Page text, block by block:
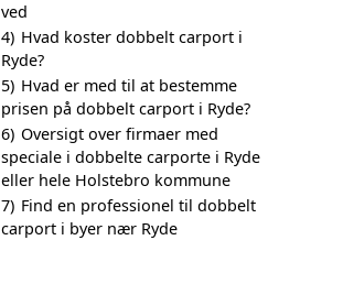
ved
4) Hvad koster dobbelt carport i
Ryde?
5) Hvad er med til at bestemme
prisen på dobbelt carport i Ryde?
6) Oversigt over firmaer med
speciale i dobbelte carporte i Ryde
eller hele Holstebro kommune
7) Find en professionel til dobbelt
carport i byer nær Ryde